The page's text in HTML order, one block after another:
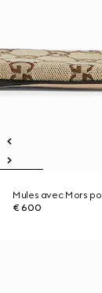
Mules avec Mors
€ 600